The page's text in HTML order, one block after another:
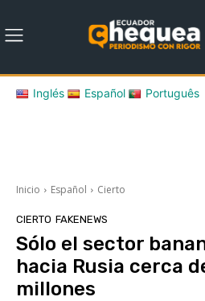
Inglés Español Português
Inicio Español Cierto
CIERTO FAKENEWS
Sólo el sector
hacia Rusia cerca
millones